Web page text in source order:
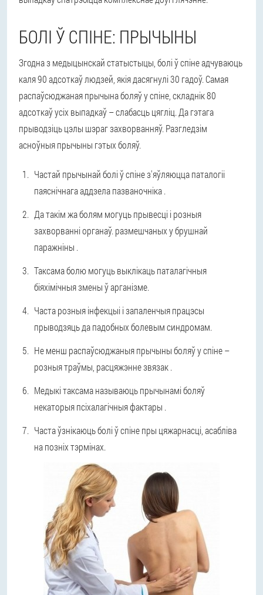
БОЛІ Ў СПІНЕ: ПРЫЧЫНЫ
Згодна з медыцынскай статыстыцы, болі ў спіне адчуваюць
каля 90 адсоткаў людзей, якія дасягнулі 30 гадоў. Самая
распаўсюджаная прычына боляў у спіне, складнік 80
адсоткаў усіх выпадкаў – слабасць цягліц. Да гэтага
прыводзіць цэлы шэраг захворванняў. Разгледзім
асноўныя прычыны гэтых боляў.
Частай прычынай болі ў спіне з'яўляюцца паталогіі
паяснічнага аддзела пазваночніка .
Да такім жа болям могуць прывесці і розныя
захворванні органаў. размешчаных у брушнай
паражніны .
Таксама болю могуць выклікаць паталагічныя
біяхімічныя змены ў арганізме.
Часта розныя інфекцыі і запаленчыя працэсы
прыводзяць да падобных болевым синдромам.
Не менш распаўсюджаныя прычыны боляў у спіне –
розныя траўмы, расцяжэнне звязак .
Медыкі таксама называюць прычынамі боляў
некаторыя псіхалагічныя фактары .
Часта ўзнікаюць болі ў спіне пры цяжарнасці, асабліва
на позніх тэрмінах.